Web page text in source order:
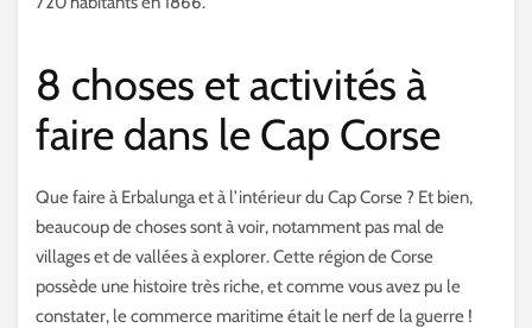
8 choses et activités à
faire dans le Cap Corse
Que faire à Erbalunga et à l’intérieur du Cap Corse ? Et bien,
beaucoup de choses sont à voir, notamment pas mal de
villages et de vallées à explorer. Cette région de Corse
possède une histoire très riche, et comme vous avez pu le
constater, le commerce maritime était le nerf de la guerre !